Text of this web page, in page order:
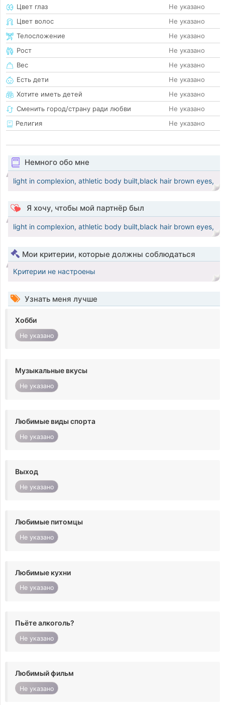
Цвет глаз
Не указано
Цвет волос
Не указано
Телосложение
Не указано
Рост
Не указано
Вес
Не указано
Есть дети
Не указано
Хотите иметь детей
Не указано
Сменить город/страну ради любви
Не указано
Религия
Не указано
Немного обо мне
light in complexion, athletic body built,black hair brown eyes,
Я хочу, чтобы мой партнёр был
light in complexion, athletic body built,black hair brown eyes,
Мои критерии, которые должны соблюдаться
Критерии не настроены
Узнать меня лучше
Хобби
Не указано
Музыкальные вкусы
Не указано
Любимые виды спорта
Не указано
Выход
Не указано
Любимые питомцы
Не указано
Любимые кухни
Не указано
Пьёте алкоголь?
Не указано
Любимый фильм
Не указано